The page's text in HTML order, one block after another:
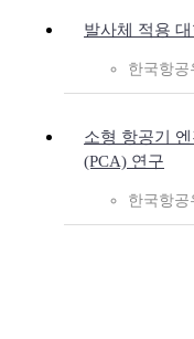
발사체 적용
한국항공
소형 항공기
(PCA) 연구
한국항공